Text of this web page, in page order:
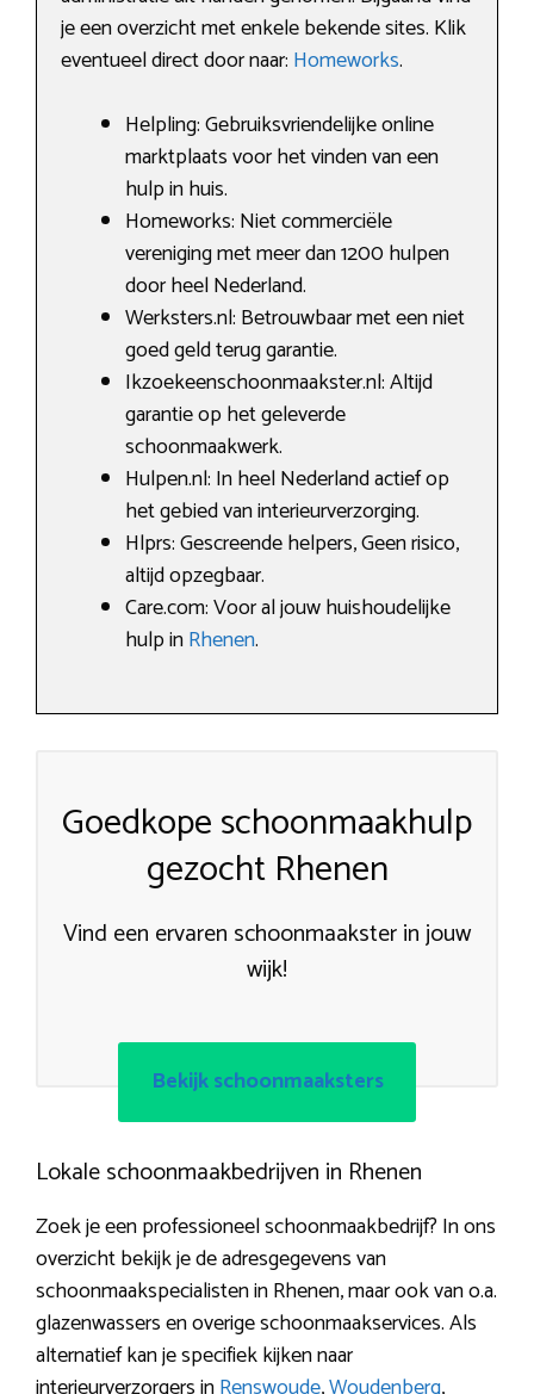
je een overzicht met enkele bekende sites. Klik
eventueel direct door naar: Homeworks.
Helpling: Gebruiksvriendelijke online
marktplaats voor het vinden van een
hulp in huis.
Homeworks: Niet commerciële
vereniging met meer dan 1200 hulpen
door heel Nederland.
Werksters.nl: Betrouwbaar met een niet
goed geld terug garantie.
Ikzoekeenschoonmaakster.nl: Altijd
garantie op het geleverde
schoonmaakwerk.
Hulpen.nl: In heel Nederland actief op
het gebied van interieurverzorging.
Hlprs: Gescreende helpers, Geen risico,
altijd opzegbaar.
Care.com: Voor al jouw huishoudelijke
hulp inRhenen.
Goedkope schoonmaakhulp
gezocht Rhenen
Vind een ervaren schoonmaakster in jouw
wijk!
Bekijk schoonmaaksters
Lokale schoonmaakbedrijven in Rhenen
Zoek je een professioneel schoonmaakbedrijf? In ons
overzicht bekijk je de adresgegevens van
schoonmaakspecialisten in Rhenen, maar ook van o.a.
glazenwassers en overige schoonmaakservices. Als
alternatief kan je specifiek kijken naar